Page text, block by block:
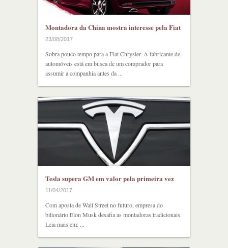
Montadora da China mostra interesse pela Fiat
23/08/2017
Sobra pouco tempo para a Fiat Chrysler. A fabricante de
automóveis está em busca de um comprador para
assumir a companhia antes da ...
Tesla supera GM em valor pela primeira vez
11/04/2017
Com aposta de Wall Street no futuro, empresa do
bilionário Elon Musk desafia as montadoras tradicionais.
Leia mais em: ...